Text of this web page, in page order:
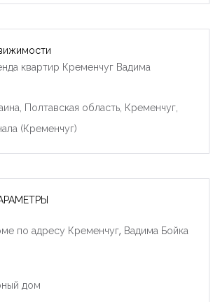
квартир Кременчуг Вадима
Полтавская область, Кременчуг,
(Кременчуг)
по адресу Кременчуг, Вадима Бойка
дом